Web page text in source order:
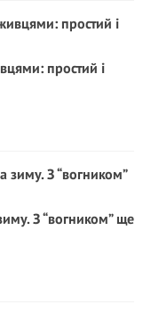
простий і
З “вогником” ще